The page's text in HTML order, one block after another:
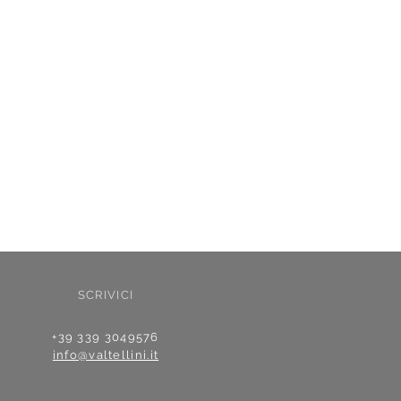
SCRIVICI
+39 339 3049576
info@valtellini.it